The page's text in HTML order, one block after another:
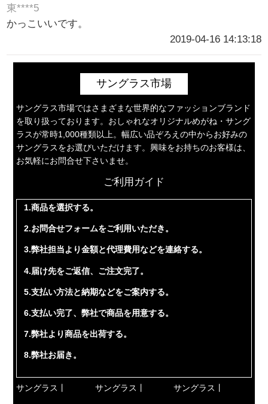
東****5
かっこいいです。
2019-04-16 14:13:18
サングラス市場
サングラス市場ではさまざまな世界的なファッションブランド
を取り扱っております。おしゃれなオリジナルめがね・サング
ラスが常時1,000種類以上。幅広い品ぞろえの中からお好みの
サングラスをお選びいただけます。興味をお持ちのお客様は、
お気軽にお問合せ下さいませ。
ご利用ガイド
1.商品を選択する。
2.お問合せフォームをご利用いただき。
3.弊社担当より金額と代理費用などを連絡する。
4.届け先をご返信、ご注文完了。
5.支払い方法と納期などをご案内する。
6.支払い完了、弊社で商品を用意する。
7.弊社より商品を出荷する。
8.弊社お届き。
サングラス丨 サングラス丨 サングラス丨